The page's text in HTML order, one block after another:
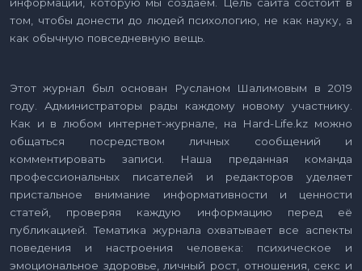
информации, которую мы создаем. Цель сайта состоит в
том, чтобы донести до людей психологию, не как науку, а
как обычную повседневную вещь.
Этот журнал был основан Русланом Шалимовым в 2019
году. Администраторы рады каждому новому участнику.
Как и в любом интернет-журнале, на Hard-Life.kz можно
общаться посредством личных сообщений и
комментировать записи. Наша преданная команда
профессиональных писателей и редакторов уделяет
пристальное внимание информативности и ценности
статей, проверяя каждую информацию перед её
публикацией. Тематика журнала охватывает все аспекты
поведения и настроения человека: психическое и
эмоциональное здоровье, личный рост, отношения, секс и